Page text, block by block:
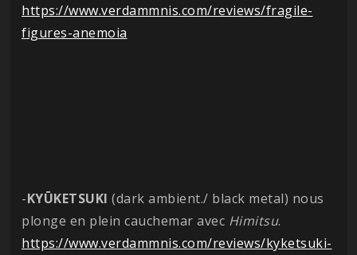
https://www.verdammnis.com/reviews/fragile-
figures-anemoia
-KYŪKETSUKI (dark ambient./ black metal) nous
plonge en plein cauchemar avec Himitsu.
https://www.verdammnis.com/reviews/kyketsuki-